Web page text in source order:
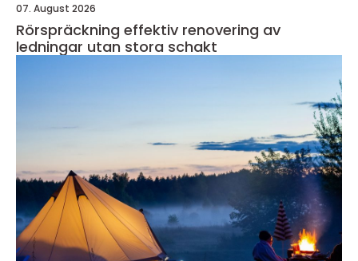
07. August 2026
Rörspräckning effektiv renovering av
ledningar utan stora schakt